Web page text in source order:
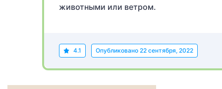
животными или ветром.
4.1 Опубликовано 22 сентября, 2022